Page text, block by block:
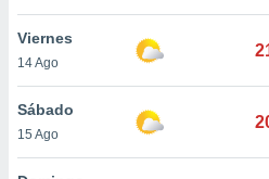
cookies
Viernes
14 Ago
Sábado
15 Ago